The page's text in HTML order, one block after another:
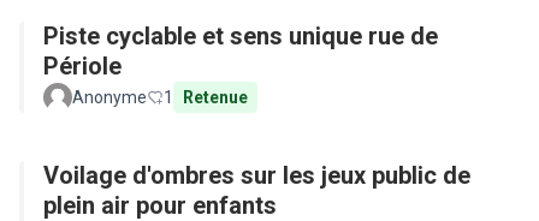
Piste cyclable et sens unique rue de
Périole
Anonyme 1 Retenue
Voilage d'ombres sur les jeux public de
plein air pour enfants